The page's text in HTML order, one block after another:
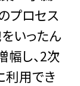
プロセス
いったん
幅し、2次
利用でき